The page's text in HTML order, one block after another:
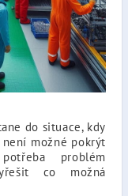
do situace, kdy
možné pokrýt
problém
co možná